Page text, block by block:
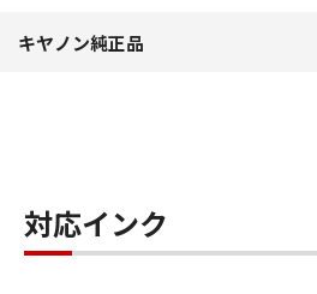
キ
キヤノン純正品
対応インク